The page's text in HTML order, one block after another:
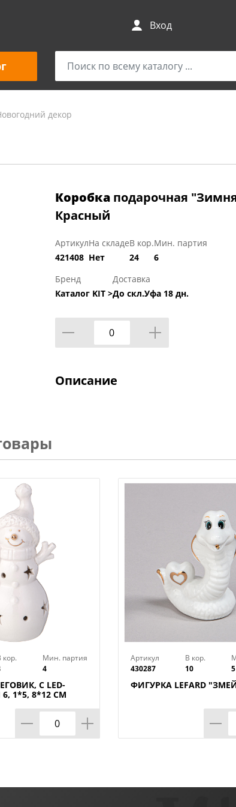
Вход
декор
Коробка подарочная
Красный
Артикул
421408
На складе
Нет
В кор.
24
Мин. партия
6
Бренд
Каталог KIT >
Доставка
До скл.Уфа 18 дн.
Описание
кор.
Мин. партия
4
С LED-
1*5, 8*12 СМ
Артикул
430287
В кор.
10
5
ФИГУРКА LEFARD